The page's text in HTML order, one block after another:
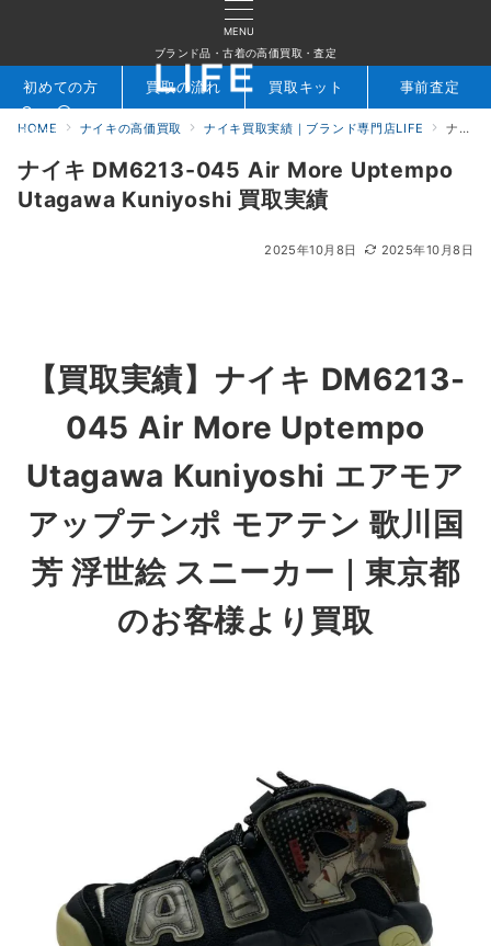
MENU
ブランド品・古着の高価買取・査定
検索 お問合せ
初めての方 買取の流れ 買取キット 事前査定
HOME ナイキの高価買取 ナイキ買取実績｜ブランド専門店LIFE ナイキ DM6213-045 Air More Uptempo Utagawa Kuniyoshi 買取実績
ナイキ DM6213-045 Air More Uptempo
Utagawa Kuniyoshi 買取実績
2025年10月8日 2025年10月8日
【買取実績】 ナイキ DM6213-
045 Air More Uptempo
Utagawa Kuniyoshi エアモア
アップテンポ モアテン 歌川国
芳 浮世絵 スニーカー ｜東京都
のお客様より買取